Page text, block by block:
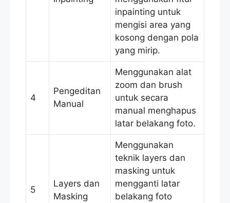
inpainting untuk
mengisi area yang
kosong dengan pola
yang mirip.
4
Pengeditan
Manual
Menggunakan alat
zoom dan brush
untuk secara
manual menghapus
latar belakang foto.
5
Layers dan
Masking
Menggunakan
teknik layers dan
masking untuk
mengganti latar
belakang foto